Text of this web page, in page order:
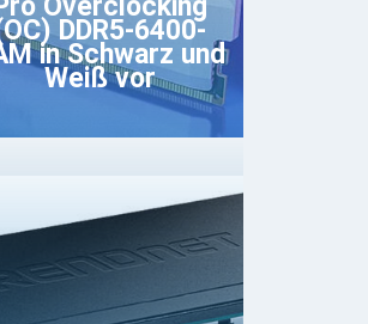
Overclocking
DDR5-6400-
in Schwarz und
Weiß vor